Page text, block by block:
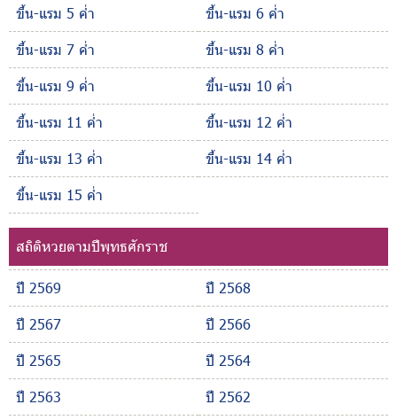
ขึ้น-แรม 5 ค่ำ
ขึ้น-แรม 6 ค่ำ
ขึ้น-แรม 7 ค่ำ
ขึ้น-แรม 8 ค่ำ
ขึ้น-แรม 9 ค่ำ
ขึ้น-แรม 10 ค่ำ
ขึ้น-แรม 11 ค่ำ
ขึ้น-แรม 12 ค่ำ
ขึ้น-แรม 13 ค่ำ
ขึ้น-แรม 14 ค่ำ
ขึ้น-แรม 15 ค่ำ
สถิติหวยตามปีพุทธศักราช
ปี 2569
ปี 2568
ปี 2567
ปี 2566
ปี 2565
ปี 2564
ปี 2563
ปี 2562